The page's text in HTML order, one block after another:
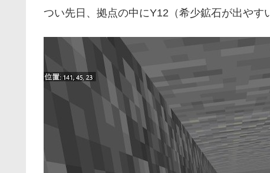
つい先日、拠点の中にY12（希少鉱石が出やす